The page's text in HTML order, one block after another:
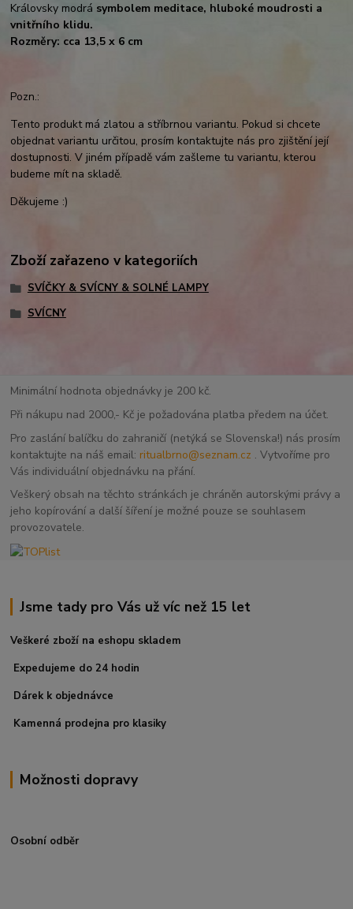
Královsky modrá symbolem meditace, hluboké moudrosti a
vnitřního klidu.
Rozměry: cca 13,5 x 6 cm
Pozn.:
Tento produkt má zlatou a stříbrnou variantu. Pokud si chcete
objednat variantu určitou, prosím kontaktujte nás pro zjištění její
dostupnosti. V jiném případě vám zašleme tu variantu, kterou
budeme mít na skladě.
Děkujeme :)
Zboží zařazeno v kategoriích
SVÍČKY & SVÍCNY & SOLNÉ LAMPY
SVÍCNY
Minimální hodnota objednávky je 200 kč.
Při nákupu nad 2000,- Kč je požadována platba předem na účet.
Pro zaslání balíčku do zahraničí (netýká se Slovenska!) nás prosím
kontaktujte na náš email: ritualbrno@seznam.cz . Vytvoříme pro
Vás individuální objednávku na přání.
Veškerý obsah na těchto stránkách je chráněn autorskými právy a
jeho kopírování a další šíření je možné pouze se souhlasem
provozovatele.
Jsme tady pro Vás už víc než 15 let
Veškeré zboží na eshopu skladem
Expedujeme do 24 hodin
Dárek k objednávce
Kamenná prodejna pro klasiky
Možnosti dopravy
Osobní odběr